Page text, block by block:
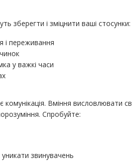
зберегти і зміцнити ваші стосунки:
і переживання
у важкі часи
комунікація. Вміння висловлювати
Спробуйте:
звинувачень